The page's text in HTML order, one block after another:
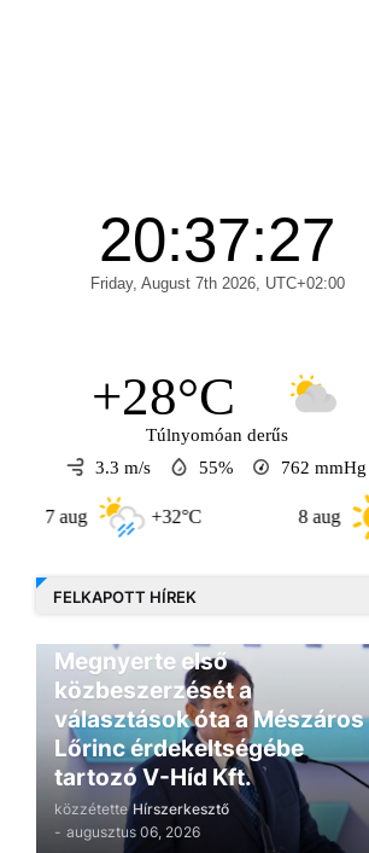
+28°C
Túlnyomóan derűs
3.3 m/s
55% 762 mmHg
+32°C +30°C
FELKAPOTT HÍREK
Megnyerte első
közbeszerzését a
választások óta a Mészáros
Lőrinc érdekeltségébe
tartozó V-Híd Kft.
közzétette Hírszerkesztő
- augusztus 06, 2026